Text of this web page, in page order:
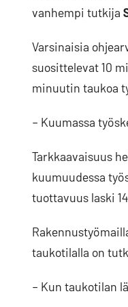
vanhempi tutkija
Varsinaisia
suosittelevat 10
minuutin taukoa
– Kuumassa
Tarkkaavaisuus
kuumuudessa
tuottavuus laski
taukotilalla on
– Kun taukotilan